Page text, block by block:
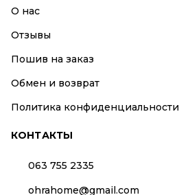
О нас
Отзывы
Пошив на заказ
Обмен и возврат
Политика конфиденциальности
КОНТАКТЫ
063 755 2335
ohrahome@gmail.com